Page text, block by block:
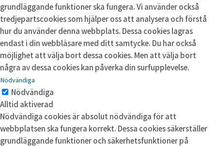
grundläggande funktioner ska fungera. Vi använder också
tredjepartscookies som hjälper oss att analysera och förstå
hur du använder denna webbplats. Dessa cookies lagras
endast i din webbläsare med ditt samtycke. Du har också
möjlighet att välja bort dessa cookies. Men att välja bort
några av dessa cookies kan påverka din surfupplevelse.
Nödvändiga
Nödvändiga
Alltid aktiverad
Nödvändiga cookies är absolut nödvändiga för att
webbplatsen ska fungera korrekt. Dessa cookies säkerställer
grundläggande funktioner och säkerhetsfunktioner på